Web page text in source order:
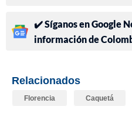
✔️ Síganos en Google
información de
Relacionados
Florencia Caquetá